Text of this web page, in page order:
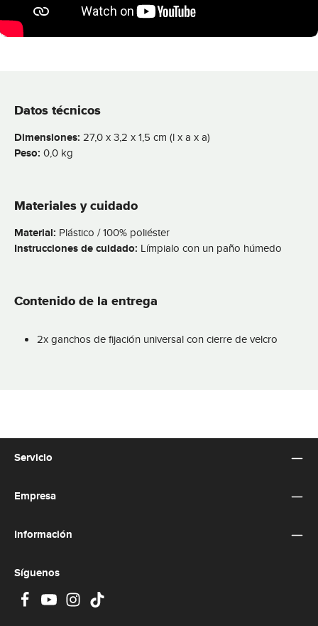
Datos técnicos
Dimensiones: 27,0 x 3,2 x 1,5 cm (l x a x a)
Peso: 0,0 kg
Materiales y cuidado
Material: Plástico / 100% poliéster
Instrucciones de cuidado: Límpialo con un paño húmedo
Contenido de la entrega
2x ganchos de fijación universal con cierre de velcro
Servicio
Empresa
Información
Síguenos